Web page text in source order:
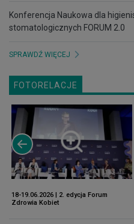
Konferencja Naukowa dla
stomatologicznych FORUM 2.0
SPRAWDŹ WIĘCEJ
FOTORELACJE
18-19.06.2026 | 2. edycja Forum
Zdrowia Kobiet